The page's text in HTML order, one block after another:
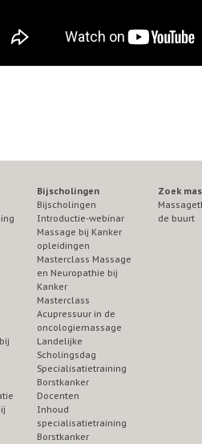
Bijscholingen
Bijscholingen
Introductie-webinar
Massage bij Kanker
opleidingen
Masterclass Massage
en Neuropathie bij
Kanker
Masterclass
Acupressuur in de
oncologiemassage
Landelijke
Scholingsdag
Specialisatietraining
Borstkanker
Docenten
Inhoud
specialisatietraining
Borstkanker
Zoek
de buurt